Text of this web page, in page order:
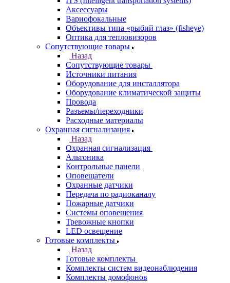
Аксессуары
Вариофокальные
Объективы типа «рыбий глаз» (fisheye)
Оптика для тепловизоров
Сопутствующие товары
Назад
Сопутствующие товары
Источники питания
Оборудование для инсталлятора
Оборудование климатической защиты
Провода
Разъемы/переходники
Расходные материалы
Охранная сигнализация
Назад
Охранная сигнализация
Альтоника
Контрольные панели
Оповещатели
Охранные датчики
Передача по радиоканалу
Пожарные датчики
Системы оповещения
Тревожные кнопки
LED освещение
Готовые комплекты
Назад
Готовые комплекты
Комплекты систем видеонаблюдения
Комплекты домофонов